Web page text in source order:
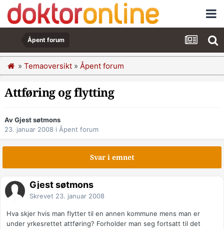
Åpent forum
» Temaoversikt » Åpent forum
Attføring og flytting
Av Gjest søtmons
23. januar 2008 i Åpent forum
Svar i emnet
Gjest søtmons
Skrevet 23. januar 2008
Hva skjer hvis man flytter til en annen kommune mens man er
under yrkesrettet attføring? Forholder man seg fortsatt til det